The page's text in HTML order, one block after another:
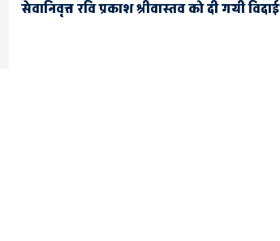
सेवानिवृत्त रवि प्रकाश श्रीवास्तव को दी गयी विदाई